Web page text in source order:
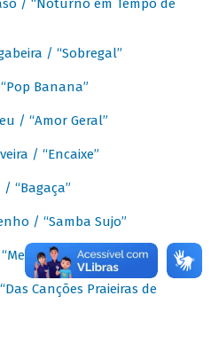
/ “Noturno em Tempo de
/ “Sobregal”
Banana”
/ “Amor Geral”
/ “Encaixe”
“Bagaça”
/ “Samba Sujo”
Pandeiro”
Canções Praieiras de